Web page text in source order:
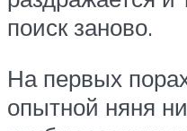
поиск заново.
На первых
опытной няня